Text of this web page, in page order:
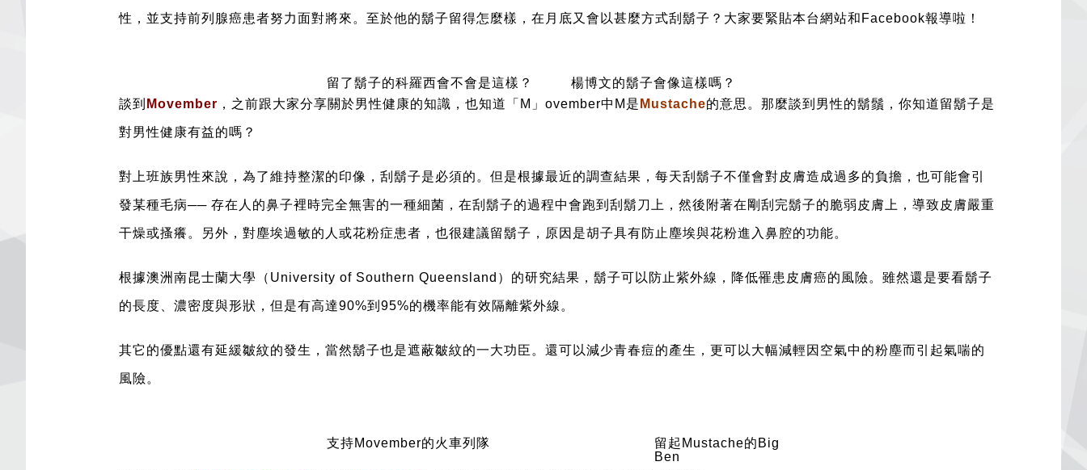
性，並支持前列腺癌患者努力面對將來。至於他的鬍子留得怎麼樣，在月底又會以甚麼方式刮鬍子？大家要緊貼本台網站和Facebook報導啦！
留了鬍子的科羅西會不會是這樣？
楊博文的鬍子會像這樣嗎？
談到 Movember ， 之前跟大家分享關於男性健康的知識，也知道「M」ovember中M是 Mustache的意思。那麼談到男性的鬍鬚，你知道留鬍子是
對男性健康有益的嗎？
對上班族男性來說，為了維持整潔的印像，刮 鬍子是必須的。但是根據最近的調查結果，每天刮 鬍子不僅會對皮膚造成過多的負擔，也可能會引
發某種毛病── 存在人的鼻子裡時完全無害的一種細菌，在刮 鬍子的過程中會跑到刮 鬍 刀上，然後附著在剛刮完鬍子的脆弱皮膚上，導致皮膚嚴重
干燥或搔癢。另外，對塵埃過敏的人或花粉症患者，也很建議留鬍子 ，原因是胡子具有防止塵埃與花粉進入鼻腔的功能。
根據澳洲南昆士蘭大學（University of Southern Queensland）的研究結果， 鬍子可以防止紫外線，降低罹患皮膚癌的風險。雖然還是要看鬍子
的長度、濃密度與形狀，但是有高達90%到95%的機率能有效隔離紫外線。
其它的優點還有延緩皺紋的發生，當然鬍子也是遮蔽皺紋的一大功臣。還可以減少青春痘的產生，更可以大幅減輕因空氣中的粉塵而引起氣喘的
風險。
支持Movember的火車列隊
留起Mustache的Big
Ben